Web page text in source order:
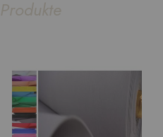
Produkte